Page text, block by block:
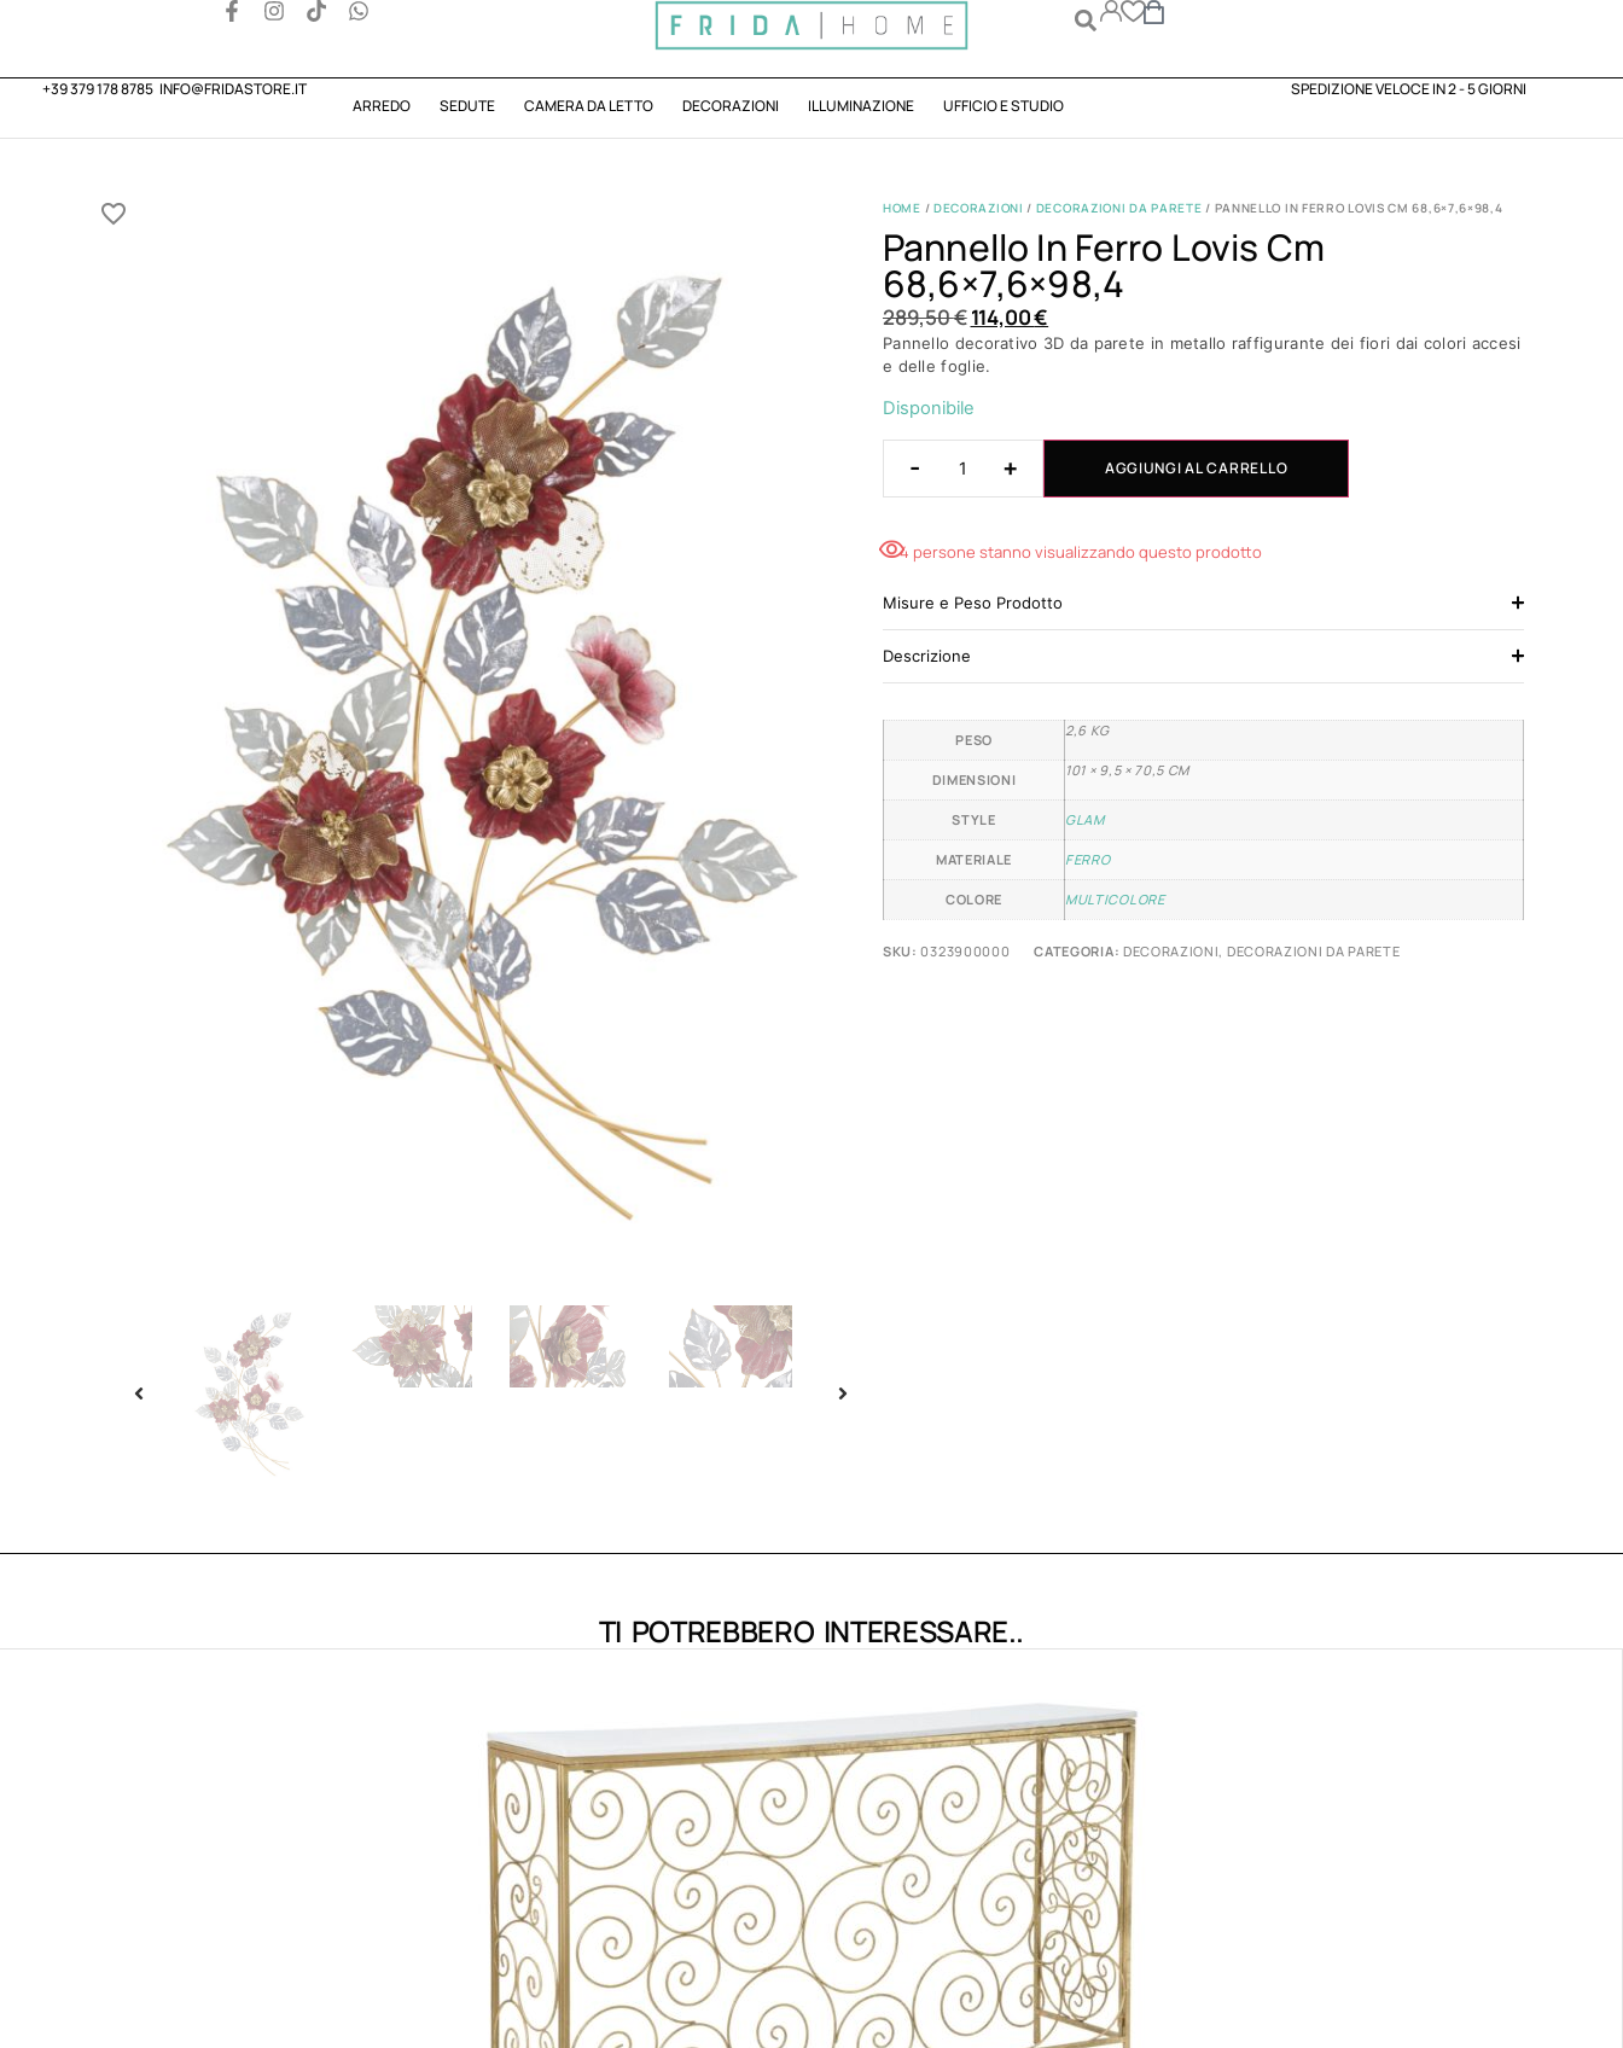
+39 379 178 8785 INFO@FRIDASTORE.IT
ARREDO
SEDUTE CAMERA DA LETTO DECORAZIONI ILLUMINAZIONE UFFICIO E STUDIO
SPEDIZIONE VELOCE IN 2 - 5 GIORNI
HOME / DECORAZIONI / DECORAZIONI DA PARETE / PANNELLO IN FERRO LOVIS CM 68,6×7,6×98,4
Pannello In Ferro Lovis Cm
68,6×7,6×98,4
289,50€114,00€
Pannello decorativo 3D da parete in metallo raffigurante dei fiori dai colori accesi
e delle foglie.
Disponibile
- + AGGIUNGI AL CARRELLO
4 persone stanno visualizzando questo prodotto
Misure e Peso Prodotto
Descrizione
PESO
2,6 KG
DIMENSIONI
101 × 9,5 × 70,5 CM
STYLE GLAM
MATERIALE FERRO
COLORE MULTICOLORE
SKU:0323900000 CATEGORIA: DECORAZIONI DECORAZIONI DA PARETE
TI POTREBBERO INTERESSARE..